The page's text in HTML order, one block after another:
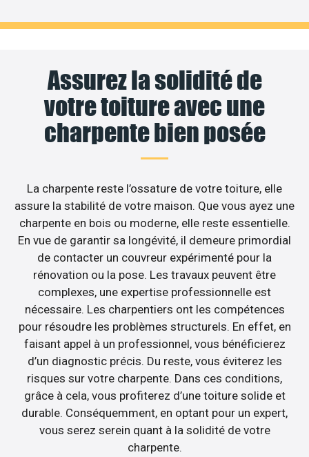
Assurez la solidité de
votre toiture avec une
charpente bien posée
La charpente reste l’ossature de votre toiture, elle
assure la stabilité de votre maison. Que vous ayez une
charpente en bois ou moderne, elle reste essentielle.
En vue de garantir sa longévité, il demeure primordial
de contacter un couvreur expérimenté pour la
rénovation ou la pose. Les travaux peuvent être
complexes, une expertise professionnelle est
nécessaire. Les charpentiers ont les compétences
pour résoudre les problèmes structurels. En effet, en
faisant appel à un professionnel, vous bénéficierez
d’un diagnostic précis. Du reste, vous éviterez les
risques sur votre charpente. Dans ces conditions,
grâce à cela, vous profiterez d’une toiture solide et
durable. Conséquemment, en optant pour un expert,
vous serez serein quant à la solidité de votre
charpente.